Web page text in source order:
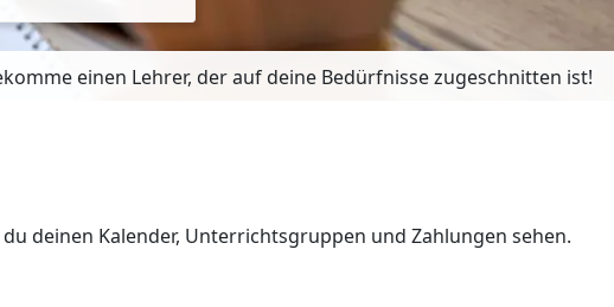
einen Lehrer, der auf deine Bedürfnisse zugeschnitten ist!
deinen Kalender, Unterrichtsgruppen und Zahlungen sehen.